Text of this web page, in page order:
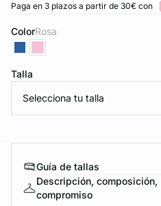
Paga en 3 plazos a partir de 30€ con
Color rosa
Talla
Selecciona tu talla
Guía de tallas
Descripción, composición,
compromiso